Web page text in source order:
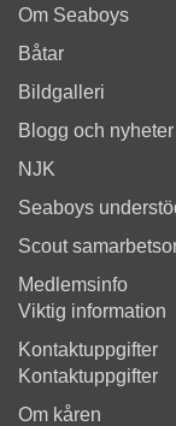
Om Seaboys
Båtar
Bildgalleri
Blogg och nyheter
NJK
Seaboys
Scout
Medlemsinfo
Viktig information
Kontaktuppgifter
Kontaktuppgifter
Om kåren